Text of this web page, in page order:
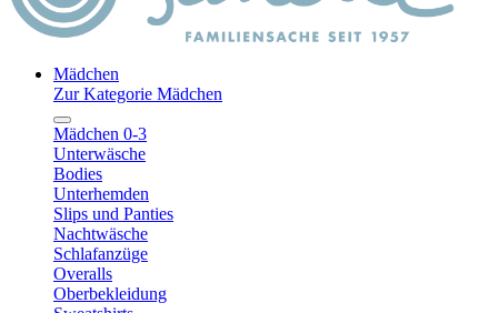
Mädchen
Zur Kategorie Mädchen
Mädchen 0-3
Unterwäsche
Bodies
Unterhemden
Slips und Panties
Nachtwäsche
Schlafanzüge
Overalls
Oberbekleidung